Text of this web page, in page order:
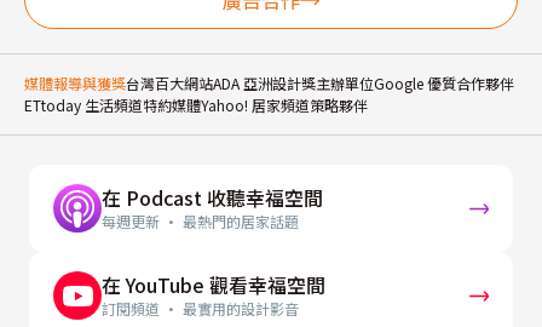
媒體報導與獲獎台灣百大網站ADA 亞洲設計獎主辦單位Google 優質合作夥伴
ETtoday 生活頻道特約媒體Yahoo! 居家頻道策略夥伴
在 Podcast 收聽幸福空間
每週更新 · 最熱門的居家話題
在 YouTube 觀看幸福空間
訂閱頻道 · 最實用的設計影音